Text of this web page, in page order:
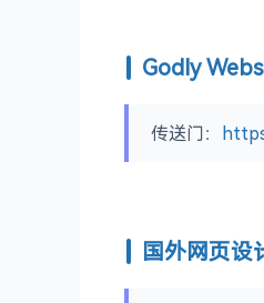
Godly
传送门：
国外网页设